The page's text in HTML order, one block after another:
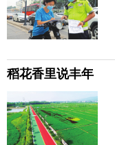
稻花香里说丰年